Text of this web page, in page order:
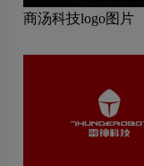
商汤科技logo图片